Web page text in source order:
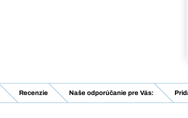
Recenzie Naše odporúčanie pre Vás: